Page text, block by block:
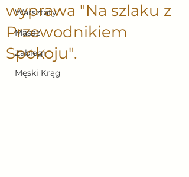
Warsztaty
Masaż
Zabiegi
Męski Krąg
wyprawa "Na szlaku z
Przewodnikiem
Spokoju".